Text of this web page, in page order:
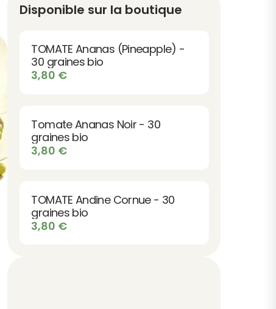
Disponible sur la boutique
TOMATE Ananas (Pineapple) -
30 graines bio
3,80 €
Tomate Ananas Noir - 30
graines bio
3,80 €
TOMATE Andine Cornue - 30
graines bio
3,80 €